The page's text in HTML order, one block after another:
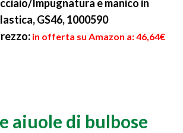
Impugnatura e manico in
GS46, 1000590
in offerta su Amazon a: 46,64€
aiuole di bulbose